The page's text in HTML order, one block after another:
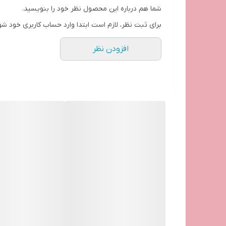
شما هم درباره این محصول نظر خود را بنویسید.
برای ثبت نظر، لازم است ابتدا وارد حساب کاربری خود
افزودن نظر